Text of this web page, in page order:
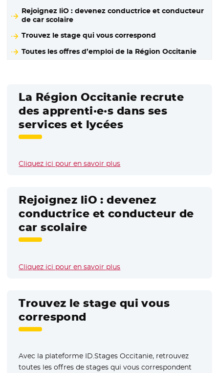
Rejoignez liO : devenez conductrice et conducteur
de car scolaire
Trouvez le stage qui vous correspond
Toutes les offres d’emploi de la Région Occitanie
La Région Occitanie recrute
des apprenti·e·s dans ses
services et lycées
Cliquez ici pour en savoir plus
Rejoignez liO : devenez
conductrice et conducteur de
car scolaire
Cliquez ici pour en savoir plus
Trouvez le stage qui vous
correspond
Avec la plateforme ID.Stages Occitanie, retrouvez
toutes les offres de stages qui vous correspondent